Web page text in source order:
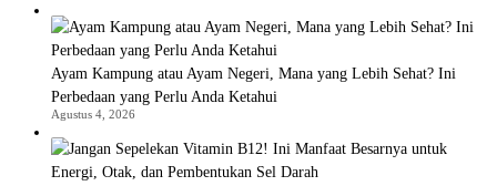
Ayam Kampung atau Ayam Negeri, Mana yang Lebih Sehat? Ini
Perbedaan yang Perlu Anda Ketahui
Agustus 4, 2026